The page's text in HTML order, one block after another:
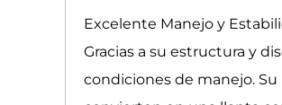
Excelente Manejo y
Gracias a su estructura y
condiciones de manejo.